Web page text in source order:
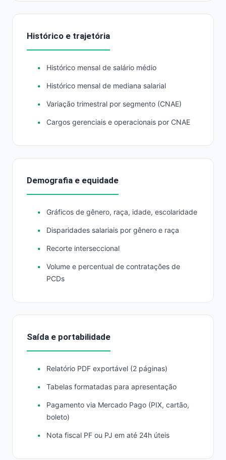
Histórico e trajetória
Histórico mensal de salário médio
Histórico mensal de mediana salarial
Variação trimestral por segmento (CNAE)
Cargos gerenciais e operacionais por CNAE
Demografia e equidade
Gráficos de gênero, raça, idade, escolaridade
Disparidades salariais por gênero e raça
Recorte interseccional
Volume e percentual de contratações de
PCDs
Saída e portabilidade
Relatório PDF exportável (2 páginas)
Tabelas formatadas para apresentação
Pagamento via Mercado Pago (PIX, cartão,
boleto)
Nota fiscal PF ou PJ em até 24h úteis